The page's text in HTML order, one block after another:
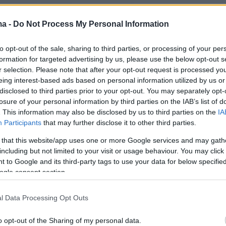
- Do Not Process My Personal Information
opt-out of the sale, sharing to third parties, or processing of your
for targeted advertising by us, please use the below opt-out
selection. Please note that after your opt-out request is processed
interest-based ads based on personal information utilized by us
to third parties prior to your opt-out. You may separately
of your personal information by third parties on the IAB’s list of
This information may also be disclosed by us to third parties on the
Participants that may further disclose it to other third parties.
that this website/app uses one or more Google services and may
but not limited to your visit or usage behaviour. You may
to Google and its third-party tags to use your data for below
consent section.
Data Processing Opt Outs
opt-out of the Sharing of my personal data.
χάρτη με τη μεταφορά πάνω από την
σκόνηςαπό τη Σαχάρα.